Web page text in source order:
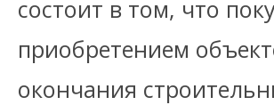
состоит в том, что
приобретением
окончания